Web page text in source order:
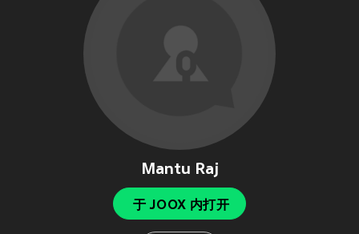
Mantu Raj
于 JOOX 内打开